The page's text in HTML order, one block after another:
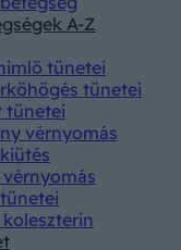
A-Z
tünetei
tünetei
tünetei
vérnyomás
vérnyomás
koleszterin